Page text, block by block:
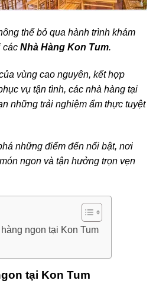
thể bỏ qua hành trình khám
các Nhà Hàng Kon Tum.
vùng cao nguyên, kết hợp
vụ tận tình, các nhà hàng tại
những trải nghiệm ẩm thực tuyệt
những điểm đến nổi bật, nơi
ngon và tận hưởng trọn vẹn
ngon tại Kon Tum
tại Kon Tum